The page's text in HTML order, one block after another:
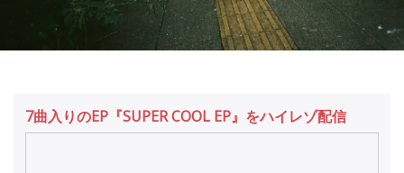
7曲入りのEP『SUPER COOL EP』をハイレゾ配信